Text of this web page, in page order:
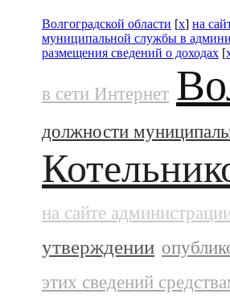
Волгоградской области [x] на
муниципальной службы в
размещения сведений о доходах [
в сети Интернет
должности
на сайте
утверждении
этих сведений